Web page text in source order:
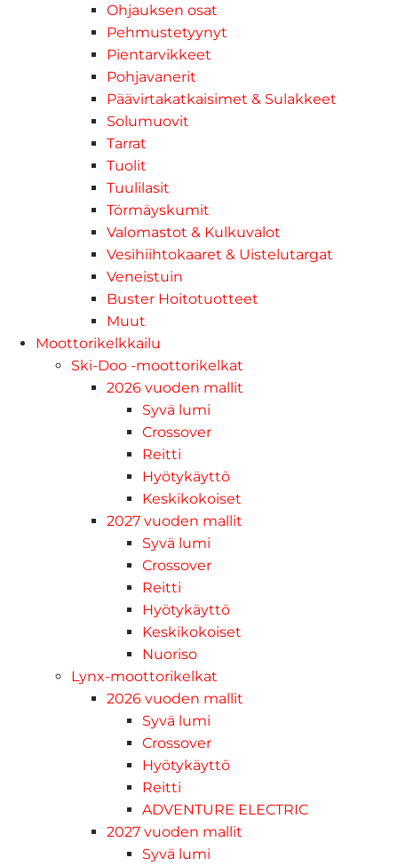
Ohjauksen osat
Pehmustetyynyt
Pientarvikkeet
Pohjavanerit
Päävirtakatkaisimet & Sulakkeet
Solumuovit
Tarrat
Tuolit
Tuulilasit
Törmäyskumit
Valomastot & Kulkuvalot
Vesihiihtokaaret & Uistelutargat
Veneistuin
Buster Hoitotuotteet
Muut
Moottorikelkkailu
Ski-Doo -moottorikelkat
2026 vuoden mallit
Syvä lumi
Crossover
Reitti
Hyötykäyttö
Keskikokoiset
2027 vuoden mallit
Syvä lumi
Crossover
Reitti
Hyötykäyttö
Keskikokoiset
Nuoriso
Lynx-moottorikelkat
2026 vuoden mallit
Syvä lumi
Crossover
Hyötykäyttö
Reitti
ADVENTURE ELECTRIC
2027 vuoden mallit
Syvä lumi